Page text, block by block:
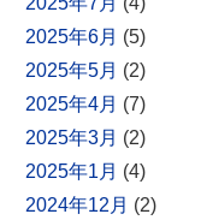
2025年6月 (5)
2025年5月 (2)
2025年4月 (7)
2025年3月 (2)
2025年1月 (4)
2024年12月 (2)